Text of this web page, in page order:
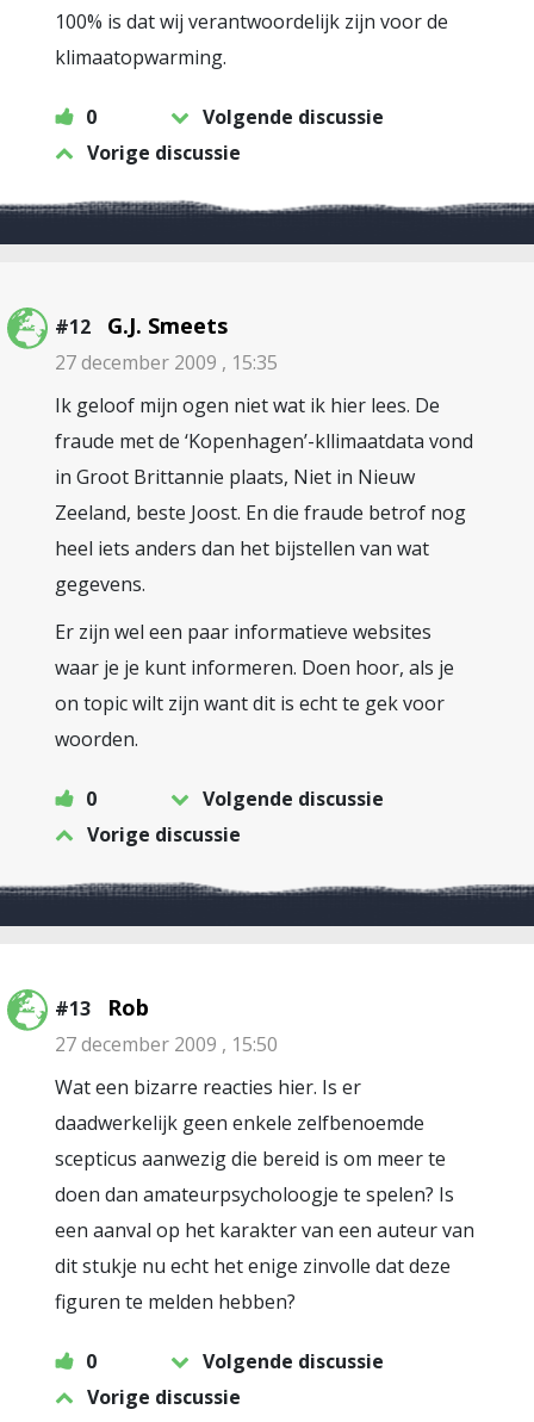
100% is dat wij verantwoordelijk zijn voor de
klimaatopwarming.
0
Volgende discussie
Vorige discussie
#12 G.J. Smeets
27 december 2009 , 15:35
Ik geloof mijn ogen niet wat ik hier lees. De
fraude met de ‘Kopenhagen’-kllimaatdata vond
in Groot Brittannie plaats, Niet in Nieuw
Zeeland, beste Joost. En die fraude betrof nog
heel iets anders dan het bijstellen van wat
gegevens.
Er zijn wel een paar informatieve websites
waar je je kunt informeren. Doen hoor, als je
on topic wilt zijn want dit is echt te gek voor
woorden.
0
Volgende discussie
Vorige discussie
#13 Rob
27 december 2009 , 15:50
Wat een bizarre reacties hier. Is er
daadwerkelijk geen enkele zelfbenoemde
scepticus aanwezig die bereid is om meer te
doen dan amateurpsycholoogje te spelen? Is
een aanval op het karakter van een auteur van
dit stukje nu echt het enige zinvolle dat deze
figuren te melden hebben?
0
Volgende discussie
Vorige discussie